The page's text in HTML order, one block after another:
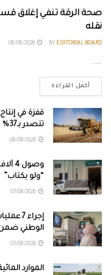
صحة الرقة تنفي إغلاق
نقله
BY EDITORIAL BOARD
...
أكمل القراءة
تتصدر بـ37%
“ولو بكتاب”
إجراء
الوطني ضمن
الموارد